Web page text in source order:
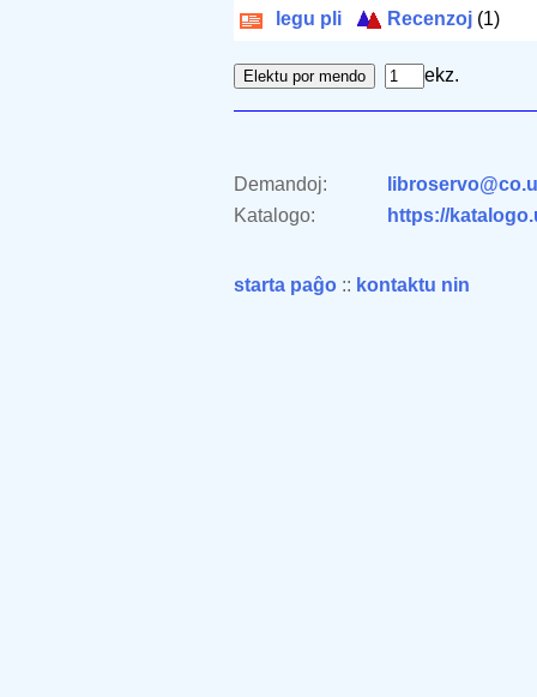
legu pli
Recenzoj (1)
ekz.
Demandoj:
Katalogo:
https://
starta paĝo :: kontaktu nin